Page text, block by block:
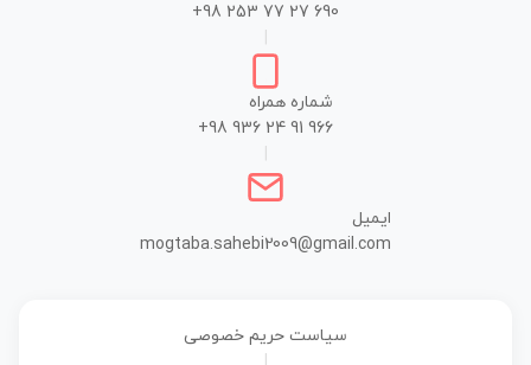
+98 253 77 27 690
شماره همراه
+98 936 24 91 966
ایمیل
mogtaba.sahebi2009@gmail.com
سیاست حریم خصوصی